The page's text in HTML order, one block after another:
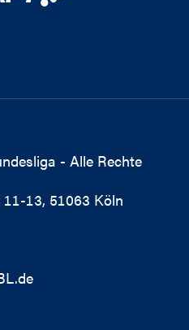
- Alle Rechte
13, 51063 Köln